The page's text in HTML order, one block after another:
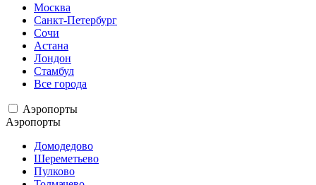
Москва
Санкт-Петербург
Сочи
Астана
Лондон
Стамбул
Все города
Аэропорты
Аэропорты
Домодедово
Шереметьево
Пулково